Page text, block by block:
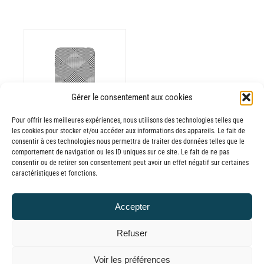
Gérer le consentement aux cookies
Pour offrir les meilleures expériences, nous utilisons des technologies telles que
les cookies pour stocker et/ou accéder aux informations des appareils. Le fait de
consentir à ces technologies nous permettra de traiter des données telles que le
comportement de navigation ou les ID uniques sur ce site. Le fait de ne pas
consentir ou de retirer son consentement peut avoir un effet négatif sur certaines
caractéristiques et fonctions.
Accepter
Refuser
Voir les préférences
Batterie externe
MANA Prince de
65,00€Plage
TTC